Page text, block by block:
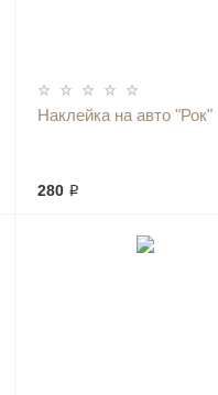
Наклейка на авто "Рок"
280 ₽